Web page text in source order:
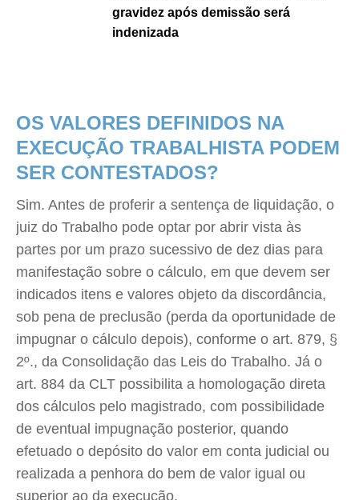
gravidez após demissão será
indenizada
OS VALORES DEFINIDOS NA
EXECUÇÃO TRABALHISTA PODEM
SER CONTESTADOS?
Sim. Antes de proferir a sentença de liquidação, o
juiz do Trabalho pode optar por abrir vista às
partes por um prazo sucessivo de dez dias para
manifestação sobre o cálculo, em que devem ser
indicados itens e valores objeto da discordância,
sob pena de preclusão (perda da oportunidade de
impugnar o cálculo depois), conforme o art. 879, §
2º., da Consolidação das Leis do Trabalho. Já o
art. 884 da CLT possibilita a homologação direta
dos cálculos pelo magistrado, com possibilidade
de eventual impugnação posterior, quando
efetuado o depósito do valor em conta judicial ou
realizada a penhora do bem de valor igual ou
superior ao da execução.